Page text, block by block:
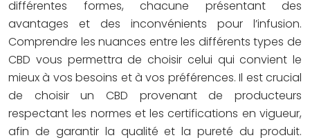
différentes formes, chacune présentant des
avantages et des inconvénients pour l’infusion.
Comprendre les nuances entre les différents types de
CBD vous permettra de choisir celui qui convient le
mieux à vos besoins et à vos préférences. Il est crucial
de choisir un CBD provenant de producteurs
respectant les normes et les certifications en vigueur,
afin de garantir la qualité et la pureté du produit.